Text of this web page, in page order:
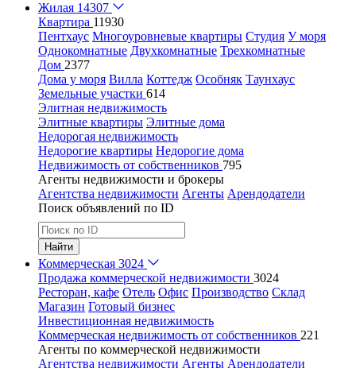
Жилая 14307
Квартира 11930
Пентхаус Многоуровневые квартиры Студия У моря
Однокомнатные Двухкомнатные Трехкомнатные
Дом 2377
Дома у моря Вилла Коттедж Особняк Таунхаус
Земельные участки 614
Элитная недвижимость
Элитные квартиры Элитные дома
Недорогая недвижимость
Недорогие квартиры Недорогие дома
Недвижимость от собственников 795
Агенты недвижимости и брокеры
Агентства недвижимости Агенты Арендодатели
Поиск объявлений по ID
Найти
Коммерческая 3024
Продажа коммерческой недвижимости 3024
Ресторан, кафе Отель Офис Производство Склад
Магазин Готовый бизнес
Инвестиционная недвижимость
Коммерческая недвижимость от собственников 221
Агенты по коммерческой недвижимости
Агентства недвижимости Агенты Арендодатели